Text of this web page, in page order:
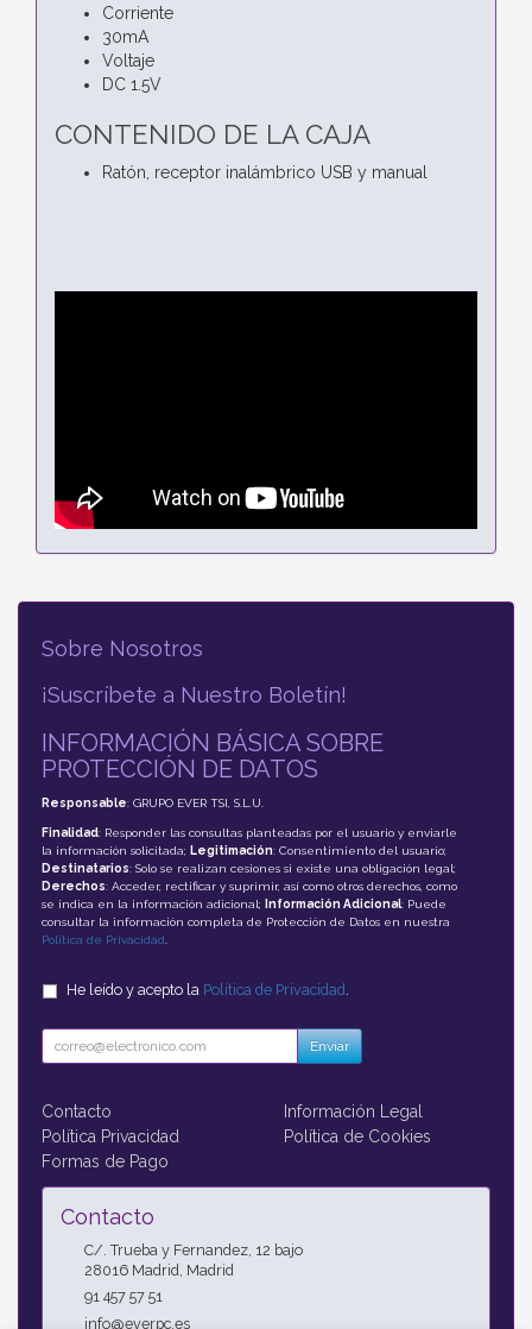
Corriente
30mA
Voltaje
DC 1.5V
CONTENIDO DE LA CAJA
Ratón, receptor inalámbrico USB y manual
Sobre Nosotros
¡Suscríbete a Nuestro Boletín!
INFORMACIÓN BÁSICA SOBRE
PROTECCIÓN DE DATOS
Responsable: GRUPO EVER TSI, S.L.U.
Finalidad: Responder las consultas planteadas por el usuario y enviarle
la información solicitada; Legitimación: Consentimiento del usuario;
Destinatarios: Solo se realizan cesiones si existe una obligación legal;
Derechos: Acceder, rectificar y suprimir, así como otros derechos, como
se indica en la información adicional;
Información Adicional: Puede
consultar la información completa de Protección de Datos en nuestra
Política de Privacidad
He leído y acepto la Política de Privacidad
Enviar
Contacto
Información Legal
Política Privacidad
Política de Cookies
Formas de Pago
Contacto
C/. Trueba y Fernandez, 12 bajo
28016 Madrid Madrid
91 457 57 51
info@everpc.es